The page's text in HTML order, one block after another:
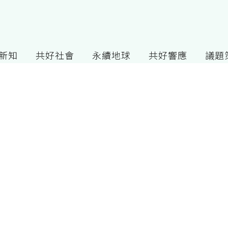
知 共好社會 永續地球 共好響應 議題